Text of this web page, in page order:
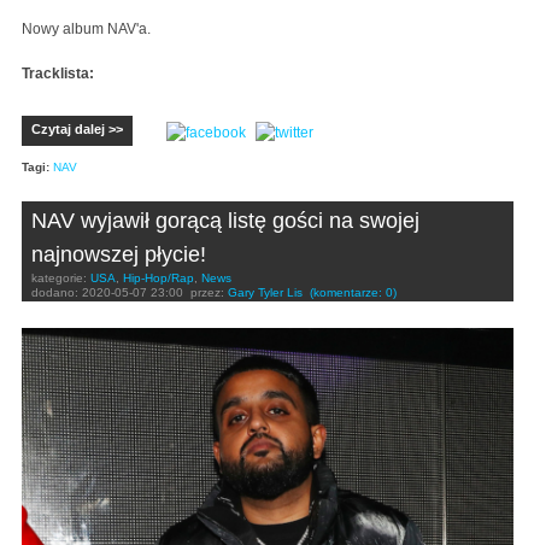
Nowy album NAV'a.
Tracklista:
Czytaj dalej >>
Tagi: NAV
NAV wyjawił gorącą listę gości na swojej
najnowszej płycie!
kategorie: USA Hip-Hop/Rap
News
dodano: 2020-05-07 23:00 przez: Gary Tyler Lis (komentarze: 0)